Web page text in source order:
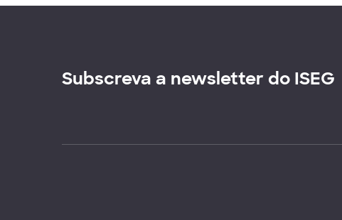
Subscreva a newsletter do ISEG